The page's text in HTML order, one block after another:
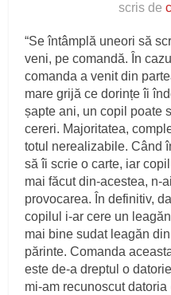
scris de
“Se întâmplă uneori să
veni, pe comandă. În
comanda a venit din
mare grijă ce dorințe îi
șapte ani, un copil poate
cereri. Majoritatea,
totul nerealizabile. Când
să îi scrie o carte, iar
mai făcut din-acestea, n-
provocarea. În definitiv,
copilul i-ar cere un
mai bine sudat leagăn
părinte. Comanda
este de-a dreptul o
mi-am recunoscut